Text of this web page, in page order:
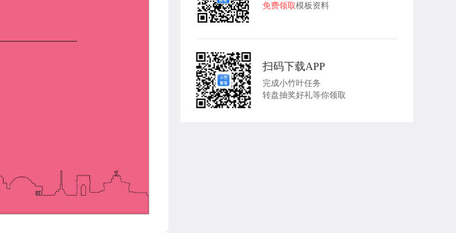
免费领取模板资料
扫码下载APP
完成小竹叶任务
转盘抽奖好礼等你领取